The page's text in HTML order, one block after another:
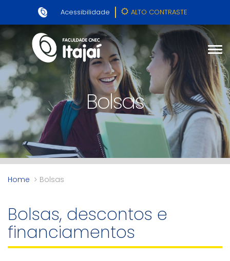
Acessibilidade ALTO CONTRASTE
Bolsas
Home Bolsas
Bolsas, descontos e
financiamentos